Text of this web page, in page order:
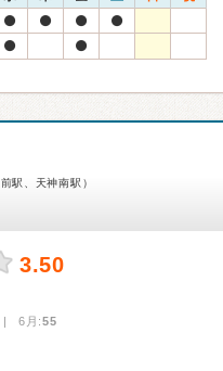
駅、天神南駅）
3.50
6月:55